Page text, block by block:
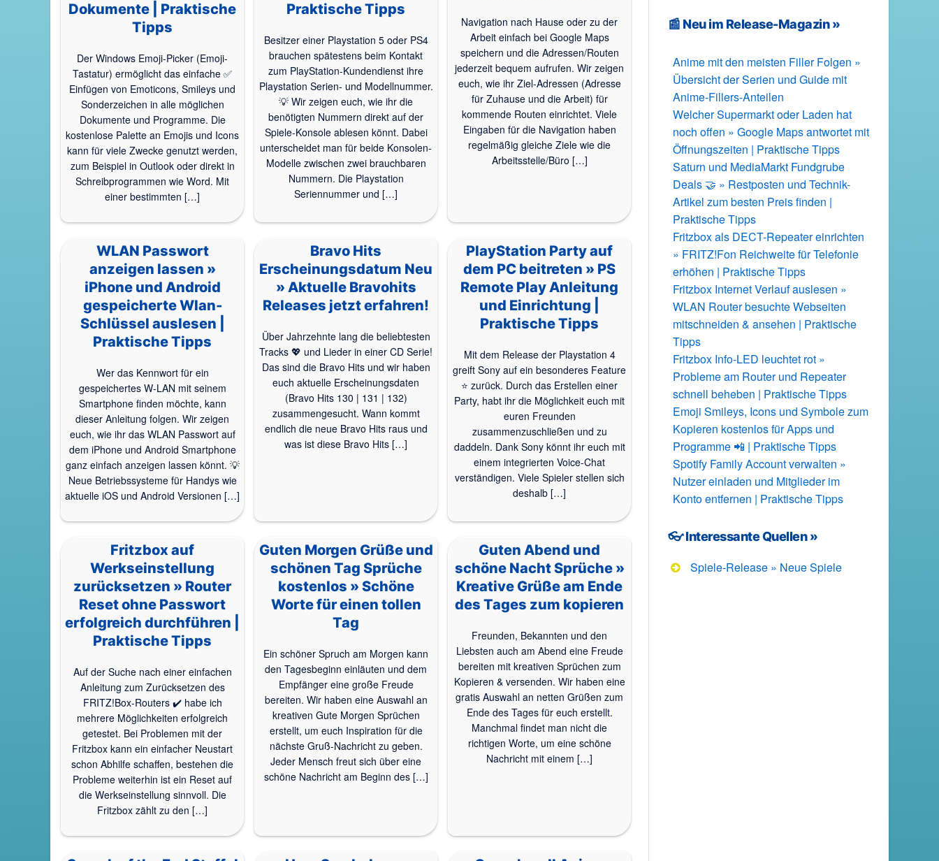
Dokumente | Praktische
Tipps
Der Windows Emoji-Picker (Emoji-
Tastatur) ermöglicht das einfache ✅
Einfügen von Emoticons, Smileys und
Sonderzeichen in alle möglichen
Dokumente und Programme. Die
kostenlose Palette an Emojis und Icons
kann für viele Zwecke genutzt werden,
zum Beispiel in Outlook oder direkt in
Schreibprogrammen wie Word. Mit
einer bestimmten […]
Praktische Tipps
Besitzer einer Playstation 5 oder PS4
brauchen spätestens beim Kontakt
zum PlayStation-Kundendienst ihre
Playstation Serien- und Modellnummer.
💡 Wir zeigen euch, wie ihr die
benötigten Nummern direkt auf der
Spiele-Konsole ablesen könnt. Dabei
unterscheidet man für beide Konsolen-
Modelle zwischen zwei brauchbaren
Nummern. Die Playstation
Seriennummer und […]
Navigation nach Hause oder zu der
Arbeit einfach bei Google Maps
speichern und die Adressen/Routen
jederzeit bequem aufrufen. Wir zeigen
euch, wie ihr Ziel-Adressen (Adresse
für Zuhause und die Arbeit) für
kommende Routen einrichtet. Viele
Eingaben für die Navigation haben
regelmäßig gleiche Ziele wie die
Arbeitsstelle/Büro […]
WLAN Passwort
anzeigen lassen »
iPhone und Android
gespeicherte Wlan-
Schlüssel auslesen |
Praktische Tipps
Wer das Kennwort für ein
gespeichertes W-LAN mit seinem
Smartphone finden möchte, kann
dieser Anleitung folgen. Wir zeigen
euch, wie ihr das WLAN Passwort auf
dem iPhone und Android Smartphone
ganz einfach anzeigen lassen könnt. 💡
Neue Betriebssysteme für Handys wie
aktuelle iOS und Android Versionen […]
Bravo Hits
Erscheinungsdatum Neu
» Aktuelle Bravohits
Releases jetzt erfahren!
Über Jahrzehnte lang die beliebtesten
Tracks 💖 und Lieder in einer CD Serie!
Das sind die Bravo Hits und wir haben
euch aktuelle Erscheinungsdaten
(Bravo Hits 130 | 131 | 132)
zusammengesucht. Wann kommt
endlich die neue Bravo Hits raus und
was ist diese Bravo Hits […]
PlayStation Party auf
dem PC beitreten » PS
Remote Play Anleitung
und Einrichtung |
Praktische Tipps
Mit dem Release der Playstation 4
greift Sony auf ein besonderes Feature
⭐ zurück. Durch das Erstellen einer
Party, habt ihr die Möglichkeit euch mit
euren Freunden
zusammenzuschließen und zu
daddeln. Dank Sony könnt ihr euch mit
einem integrierten Voice-Chat
verständigen. Viele Spieler stellen sich
deshalb […]
Fritzbox auf
Werkseinstellung
zurücksetzen » Router
Reset ohne Passwort
erfolgreich durchführen |
Praktische Tipps
Auf der Suche nach einer einfachen
Anleitung zum Zurücksetzen des
FRITZ!Box-Routers ✔️ habe ich
mehrere Möglichkeiten erfolgreich
getestet. Bei Problemen mit der
Fritzbox kann ein einfacher Neustart
schon Abhilfe schaffen, bestehen die
Probleme weiterhin ist ein Reset auf
die Werkseinstellung sinnvoll. Die
Fritzbox zählt zu den […]
Guten Morgen Grüße und
schönen Tag Sprüche
kostenlos » Schöne
Worte für einen tollen
Tag
Ein schöner Spruch am Morgen kann
den Tagesbeginn einläuten und dem
Empfänger eine große Freude
bereiten. Wir haben eine Auswahl an
kreativen Gute Morgen Sprüchen
erstellt, um euch Inspiration für die
nächste Gruß-Nachricht zu geben.
Jeder Mensch freut sich über eine
schöne Nachricht am Beginn des […]
Guten Abend und
schöne Nacht Sprüche »
Kreative Grüße am Ende
des Tages zum kopieren
Freunden, Bekannten und den
Liebsten auch am Abend eine Freude
bereiten mit kreativen Sprüchen zum
Kopieren & versenden. Wir haben eine
gratis Auswahl an netten Grüßen zum
Ende des Tages für euch erstellt.
Manchmal findet man nicht die
richtigen Worte, um eine schöne
Nachricht mit einem […]
📰 Neu im Release-Magazin »
Anime mit den meisten Filler Folgen »
Übersicht der Serien und Guide mit
Anime-Fillers-Anteilen
Welcher Supermarkt oder Laden hat
noch offen » Google Maps antwortet mit
Öffnungszeiten | Praktische Tipps
Saturn und MediaMarkt Fundgrube
Deals 🤝 » Restposten und Technik-
Artikel zum besten Preis finden |
Praktische Tipps
Fritzbox als DECT-Repeater einrichten
» FRITZ!Fon Reichweite für Telefonie
erhöhen | Praktische Tipps
Fritzbox Internet Verlauf auslesen »
WLAN Router besuchte Webseiten
mitschneiden & ansehen | Praktische
Tipps
Fritzbox Info-LED leuchtet rot »
Probleme am Router und Repeater
schnell beheben | Praktische Tipps
Emoji Smileys, Icons und Symbole zum
Kopieren kostenlos für Apps und
Programme 📲 | Praktische Tipps
Spotify Family Account verwalten »
Nutzer einladen und Mitglieder im
Konto entfernen | Praktische Tipps
👓 Interessante Quellen »
Spiele-Release » Neue Spiele